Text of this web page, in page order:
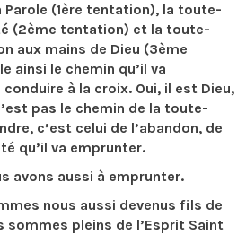
(1ère tentation), la toute-
(2ème tentation) et la toute-
aux mains de Dieu (3ème
ainsi le chemin qu’il va
à la croix. Oui, il est Dieu,
pas le chemin de la toute-
c’est celui de l’abandon, de
qu’il va emprunter.
avons aussi à emprunter.
nous aussi devenus fils de
sommes pleins de l’Esprit Saint